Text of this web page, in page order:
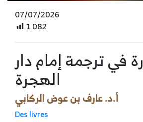
07/07/2026
1 082
في ترجمة إمام دار
الهجرة
أ.د. عارف بن عوض الركابي
Des livres